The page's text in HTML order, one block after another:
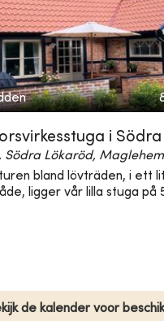
i
Södra Lökaröd, Maglehem
bland lövträden, i ett
ligger vår lilla stuga på
de kalender voor